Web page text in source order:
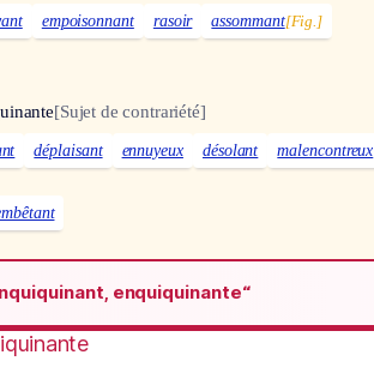
empoisonnant rasoir assommant[Fig.]
[Sujet de contrariété]
déplaisant ennuyeux désolant malencontreux
enquiquinante“